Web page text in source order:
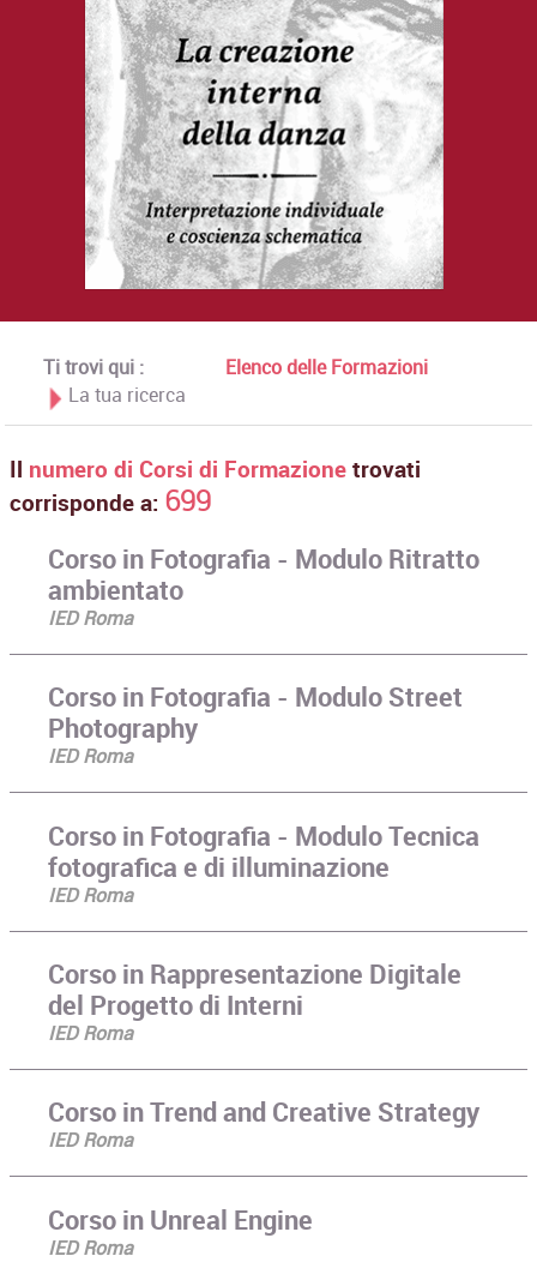
Ti trovi qui :
Elenco delle Formazioni
La tua ricerca
Il numero di Corsi di Formazionetrovati
corrisponde a: 699
Corso in Fotografia - Modulo Ritratto
ambientato
IED Roma
Corso in Fotografia - Modulo Street
Photography
IED Roma
Corso in Fotografia - Modulo Tecnica
fotografica e di illuminazione
IED Roma
Corso in Rappresentazione Digitale
del Progetto di Interni
IED Roma
Corso in Trend and Creative Strategy
IED Roma
Corso in Unreal Engine
IED Roma